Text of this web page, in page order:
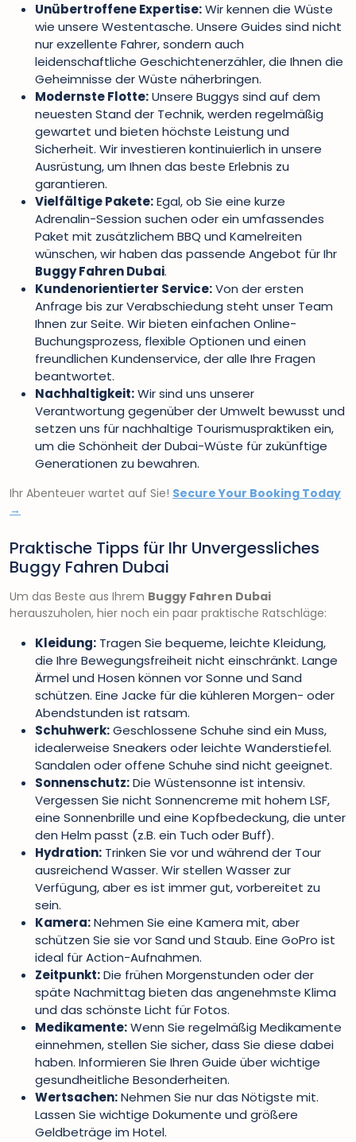
Unübertroffene Expertise:Wir kennen die Wüste
wie unsere Westentasche. Unsere Guides sind nicht
nur exzellente Fahrer, sondern auch
leidenschaftliche Geschichtenerzähler, die Ihnen die
Geheimnisse der Wüste näherbringen.
Modernste Flotte:Unsere Buggys sind auf dem
neuesten Stand der Technik, werden regelmäßig
gewartet und bieten höchste Leistung und
Sicherheit. Wir investieren kontinuierlich in unsere
Ausrüstung, um Ihnen das beste Erlebnis zu
garantieren.
Vielfältige Pakete:Egal, ob Sie eine kurze
Adrenalin-Session suchen oder ein umfassendes
Paket mit zusätzlichem BBQ und Kamelreiten
wünschen, wir haben das passende Angebot für Ihr
Buggy Fahren Dubai.
Kundenorientierter Service:Von der ersten
Anfrage bis zur Verabschiedung steht unser Team
Ihnen zur Seite. Wir bieten einfachen Online-
Buchungsprozess, flexible Optionen und einen
freundlichen Kundenservice, der alle Ihre Fragen
beantwortet.
Nachhaltigkeit:Wir sind uns unserer
Verantwortung gegenüber der Umwelt bewusst und
setzen uns für nachhaltige Tourismuspraktiken ein,
um die Schönheit der Dubai-Wüste für zukünftige
Generationen zu bewahren.
Ihr Abenteuer wartet auf Sie! Secure Your Booking Today
→
Praktische Tipps für Ihr Unvergessliches
Buggy Fahren Dubai
Um das Beste aus Ihrem Buggy Fahren Dubai
herauszuholen, hier noch ein paar praktische Ratschläge:
Kleidung: Tragen Sie bequeme, leichte Kleidung,
die Ihre Bewegungsfreiheit nicht einschränkt. Lange
Ärmel und Hosen können vor Sonne und Sand
schützen. Eine Jacke für die kühleren Morgen- oder
Abendstunden ist ratsam.
Schuhwerk:Geschlossene Schuhe sind ein Muss,
idealerweise Sneakers oder leichte Wanderstiefel.
Sandalen oder offene Schuhe sind nicht geeignet.
Sonnenschutz:Die Wüstensonne ist intensiv.
Vergessen Sie nicht Sonnencreme mit hohem LSF,
eine Sonnenbrille und eine Kopfbedeckung, die unter
den Helm passt (z.B. ein Tuch oder Buff).
Hydration: Trinken Sie vor und während der Tour
ausreichend Wasser. Wir stellen Wasser zur
Verfügung, aber es ist immer gut, vorbereitet zu
sein.
Kamera:Nehmen Sie eine Kamera mit, aber
schützen Sie sie vor Sand und Staub. Eine GoPro ist
ideal für Action-Aufnahmen.
Zeitpunkt:Die frühen Morgenstunden oder der
späte Nachmittag bieten das angenehmste Klima
und das schönste Licht für Fotos.
Medikamente:Wenn Sie regelmäßig Medikamente
einnehmen, stellen Sie sicher, dass Sie diese dabei
haben. Informieren Sie Ihren Guide über wichtige
gesundheitliche Besonderheiten.
Wertsachen:Nehmen Sie nur das Nötigste mit.
Lassen Sie wichtige Dokumente und größere
Geldbeträge im Hotel.